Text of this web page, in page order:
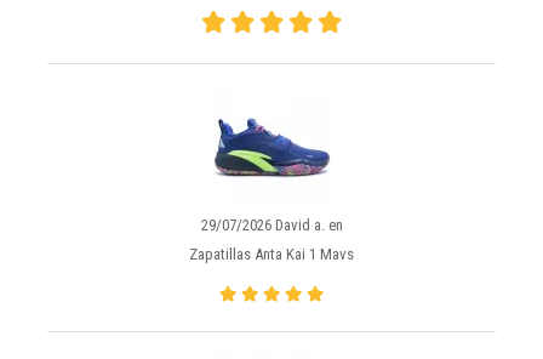
29/07/2026 David a. en
Zapatillas Anta Kai 1 Mavs